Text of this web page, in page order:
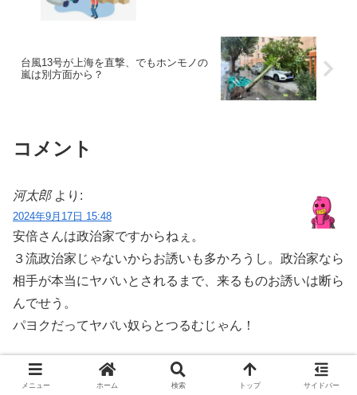
台風13号が上海を直撃、でもホンモノの
嵐は別方面から？
コメント
河太郎 より:
2024年9月17日 15:48
安倍さんは政治家ですからねぇ。
３流政治家じゃないからお誘いも多かろうし。政治家なら
相手が本当にヤバいとされるまで、来るものお誘いは断ら
んでせう。
パヨクだってヤバい奴らとつるむじゃん！
メニュー ホーム 検索 トップ サイドバー